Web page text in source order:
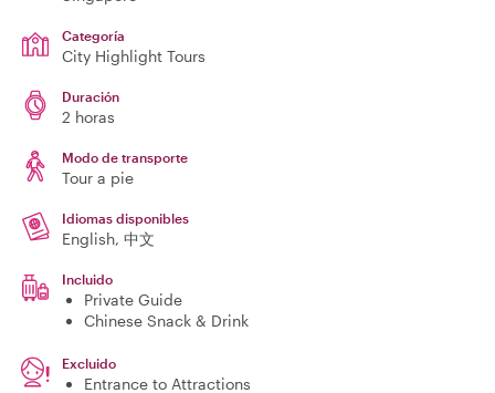
Categoría
City Highlight Tours
Duración
2 horas
Modo de transporte
Tour a pie
Idiomas disponibles
English, 中文
Incluido
Private Guide
Chinese Snack & Drink
Excluido
Entrance to Attractions